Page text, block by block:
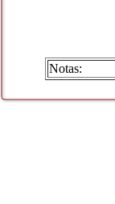
Notas: